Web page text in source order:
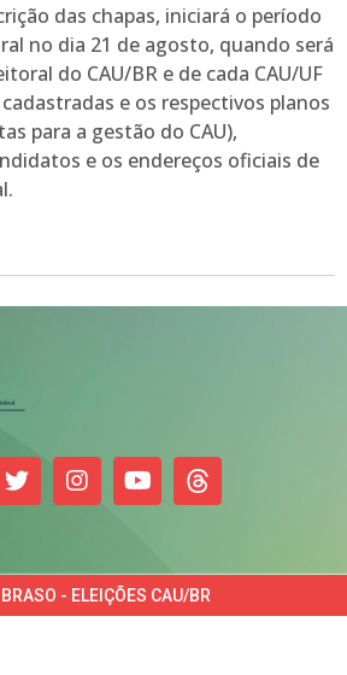
das chapas, iniciará o período
no dia 21 de agosto, quando será
do CAU/BR e de cada CAU/UF
e os respectivos planos
para a gestão do CAU),
e os endereços oficiais de
- ELEIÇÕES CAU/BR